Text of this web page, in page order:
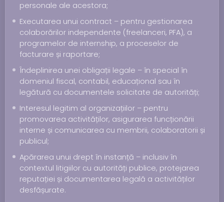
personale ale acestora;
Executarea unui contract – pentru gestionarea
colaborărilor independente (freelanceri, PFA), a
programelor de internship, a proceselor de
facturare și raportare;
Îndeplinirea unei obligații legale – în special în
domeniul fiscal, contabil, educațional sau în
legătură cu documentele solicitate de autorități;
Interesul legitim al organizațiilor – pentru
promovarea activităților, asigurarea funcționării
interne și comunicarea cu membrii, colaboratorii și
publicul;
Apărarea unui drept în instanță – inclusiv în
contextul litigiilor cu autorități publice, protejarea
reputației și documentarea legală a activităților
desfășurate.